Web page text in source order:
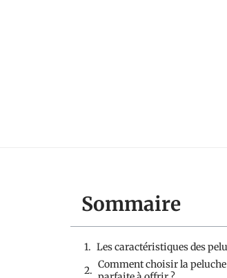
Sommaire
Les caractéristiques des
Comment choisir la